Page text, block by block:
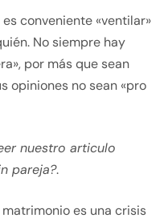
conveniente «ventilar»
No siempre hay
por más que sean
opiniones no sean «pro
nuestro articulo
pareja?.
es una crisis